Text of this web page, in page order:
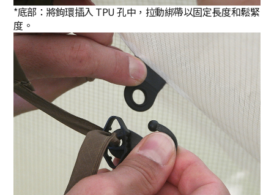
*底部：將鉤環插入 TPU 孔中，拉動綁帶以固定長度和鬆緊
度。